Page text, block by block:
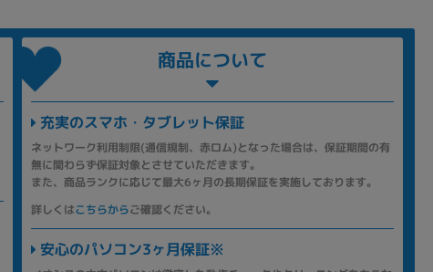
商品について
充実のスマホ・タブレット保証
ネットワーク利用制限(通信規制、赤ロム)となった場合は、保証期間の有
無に関わらず保証対象とさせていただきます。
また、商品ランクに応じて最大6ヶ月の長期保証を実施しております。
詳しくはこちらからご確認ください。
安心のパソコン3ヶ月保証※